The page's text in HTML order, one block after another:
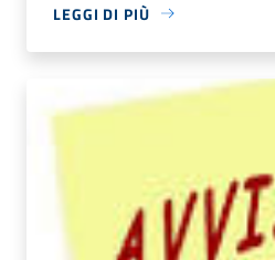
LEGGI DI PIÙ